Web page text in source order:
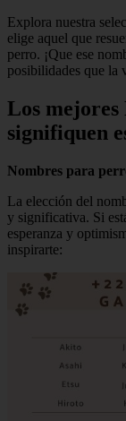
Explora nuestra
elige aquel que
perro. ¡Que ese
posibilidades que la
Los mejores
signifiquen
Nombres para
La elección del
y significativa. Si
esperanza y
inspirarte: